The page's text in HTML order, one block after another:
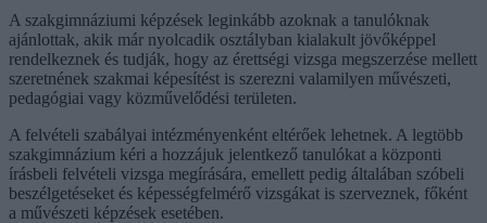
A szakgimnáziumi képzések leginkább azoknak a tanulóknak
ajánlottak, akik már nyolcadik osztályban kialakult jövőképpel
rendelkeznek és tudják, hogy az érettségi vizsga megszerzése mellett
szeretnének szakmai képesítést is szerezni valamilyen művészeti,
pedagógiai vagy közművelődési területen.
A felvételi szabályai intézményenként eltérőek lehetnek. A legtöbb
szakgimnázium kéri a hozzájuk jelentkező tanulókat a központi
írásbeli felvételi vizsga megírására, emellett pedig általában szóbeli
beszélgetéseket és képességfelmérő vizsgákat is szerveznek, főként
a művészeti képzések esetében.